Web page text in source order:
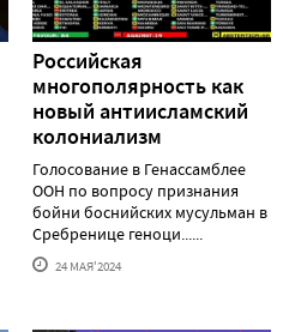
Российская
многополярность как
новый антиисламский
колониализм
Голосование в Генассамблее
ООН по вопросу признания
бойни боснийских мусульман в
Сребренице геноци......
24 МАЯ'2024